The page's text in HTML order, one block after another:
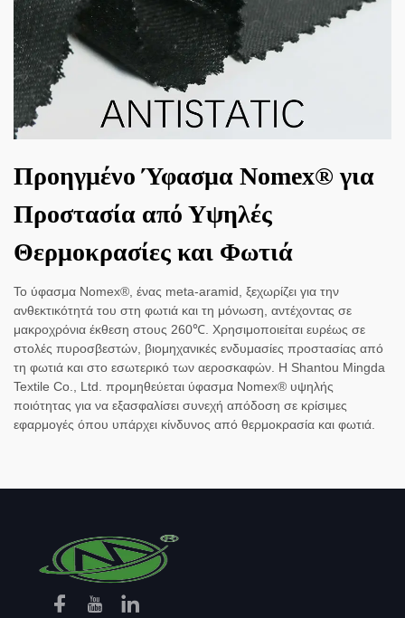
Προηγμένο Ύφασμα Nomex® για
Προστασία από Υψηλές
Θερμοκρασίες και Φωτιά
Το ύφασμα Nomex®, ένας meta-aramid, ξεχωρίζει για την
ανθεκτικότητά του στη φωτιά και τη μόνωση, αντέχοντας σε
μακροχρόνια έκθεση στους 260℃. Χρησιμοποιείται ευρέως σε
στολές πυροσβεστών, βιομηχανικές ενδυμασίες προστασίας από
τη φωτιά και στο εσωτερικό των αεροσκαφών. Η Shantou Mingda
Textile Co., Ltd. προμηθεύεται ύφασμα Nomex® υψηλής
ποιότητας για να εξασφαλίσει συνεχή απόδοση σε κρίσιμες
εφαρμογές όπου υπάρχει κίνδυνος από θερμοκρασία και φωτιά.